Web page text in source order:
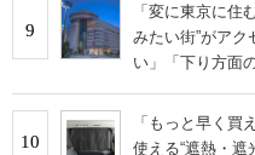
9
「変に東京に
みたい街”がア
い」「下り方面
10
「もっと早く
使える“遮熱・